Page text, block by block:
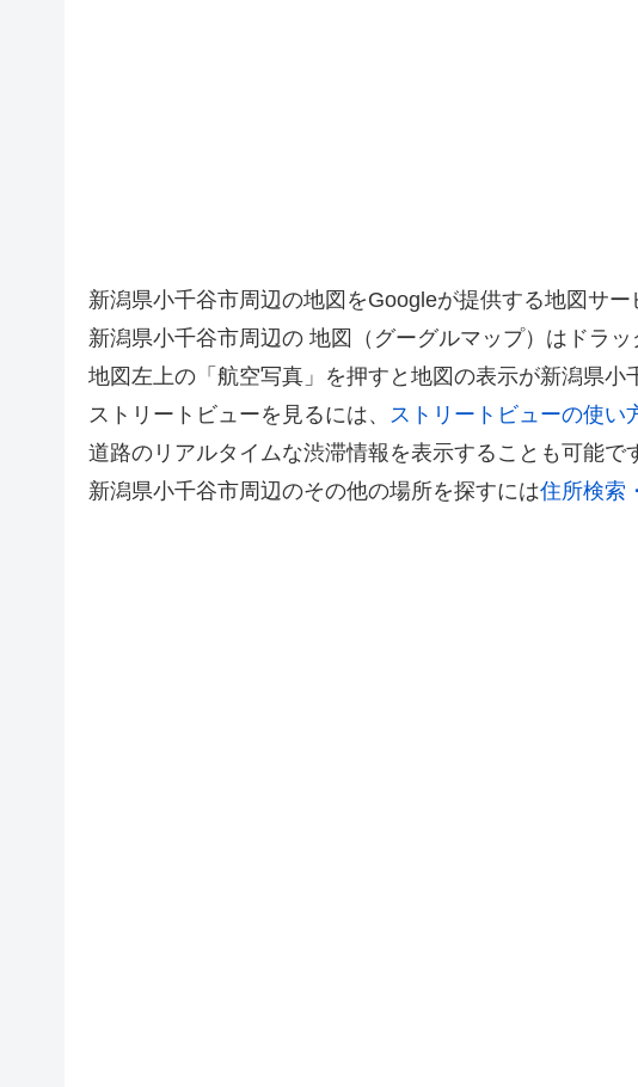
新潟県小千谷市周辺の地図をGoogleが提供する地図サ
新潟県小千谷市周辺の 地図（グーグルマップ）はドラ
地図左上の「航空写真」を押すと地図の表示が新潟県
ストリートビューを見るには、
ストリートビューの使い
道路のリアルタイムな渋滞情報を表示することも可能で
新潟県小千谷市周辺のその他の場所を探すには住所検索